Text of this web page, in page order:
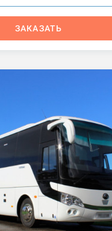
ЗАКАЗАТЬ